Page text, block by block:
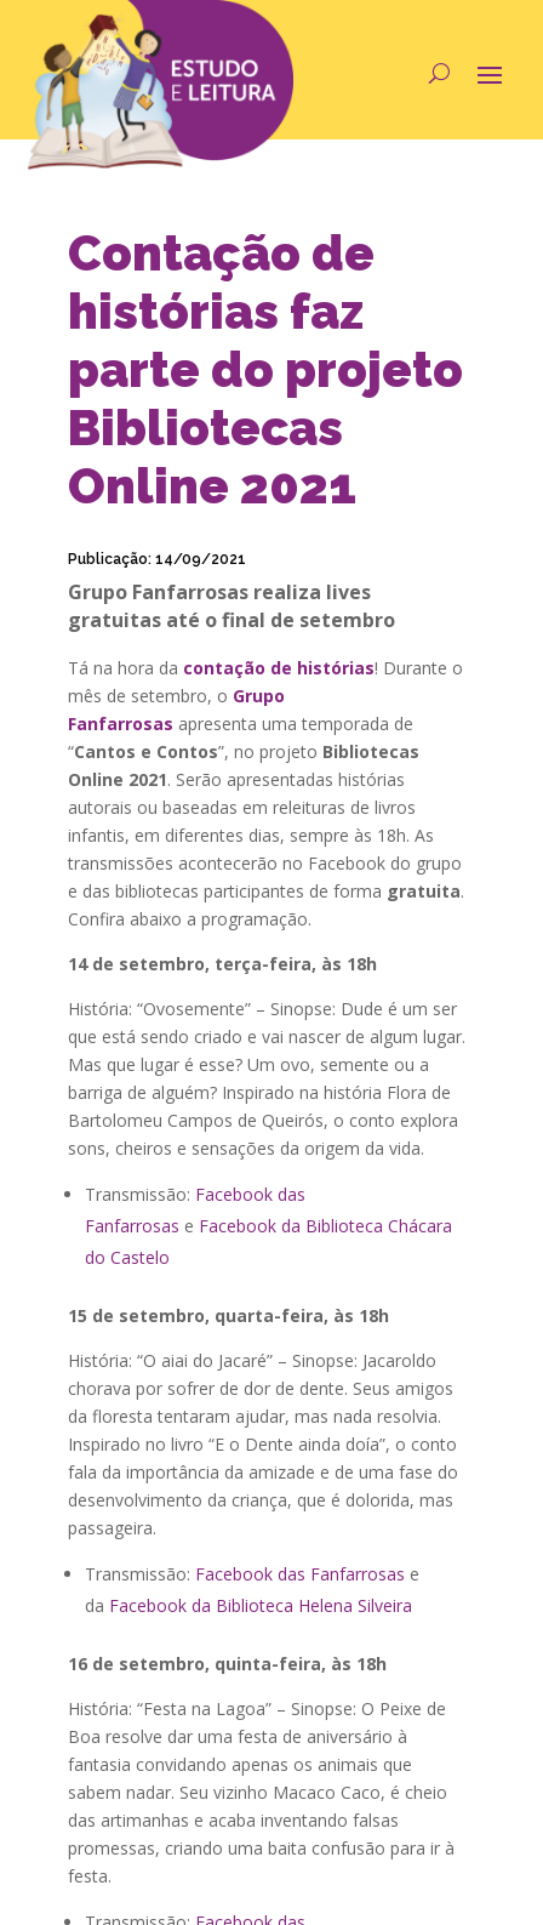
Contação de
histórias faz
parte do projeto
Bibliotecas
Online 2021
Publicação: 14/09/2021
Grupo Fanfarrosas realiza lives
gratuitas até o final de setembro
Tá na hora da contação de histórias! Durante o
mês de setembro, o Grupo
Fanfarrosas apresenta uma temporada de
“Cantos e Contos”, no projeto Bibliotecas
Online 2021. Serão apresentadas histórias
autorais ou baseadas em releituras de livros
infantis, em diferentes dias, sempre às 18h. As
transmissões acontecerão no Facebook do grupo
e das bibliotecas participantes de forma gratuita.
Confira abaixo a programação.
14 de setembro, terça-feira, às 18h
História: “Ovosemente” – Sinopse: Dude é um ser
que está sendo criado e vai nascer de algum lugar.
Mas que lugar é esse? Um ovo, semente ou a
barriga de alguém? Inspirado na história Flora de
Bartolomeu Campos de Queirós, o conto explora
sons, cheiros e sensações da origem da vida.
Transmissão: Facebook das
Fanfarrosas e Facebook da Biblioteca Chácara
do Castelo
15 de setembro, quarta-feira, às 18h
História: “O aiai do Jacaré” – Sinopse: Jacaroldo
chorava por sofrer de dor de dente. Seus amigos
da floresta tentaram ajudar, mas nada resolvia.
Inspirado no livro “E o Dente ainda doía”, o conto
fala da importância da amizade e de uma fase do
desenvolvimento da criança, que é dolorida, mas
passageira.
Transmissão: Facebook das Fanfarrosas e
da Facebook da Biblioteca Helena Silveira
16 de setembro, quinta-feira, às 18h
História: “Festa na Lagoa” – Sinopse: O Peixe de
Boa resolve dar uma festa de aniversário à
fantasia convidando apenas os animais que
sabem nadar. Seu vizinho Macaco Caco, é cheio
das artimanhas e acaba inventando falsas
promessas, criando uma baita confusão para ir à
festa.